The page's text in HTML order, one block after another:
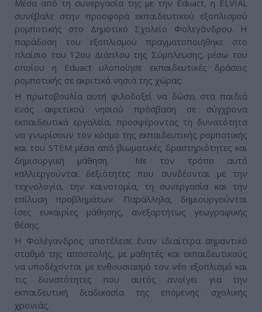
Μέσα από τη συνεργασία της με την Eduact, η ELVIAL
συνέβαλε στην προσφορά εκπαιδευτικού εξοπλισμού
ρομποτικής στο Δημοτικό Σχολείο Φολεγάνδρου. Η
παράδοση του εξοπλισμού πραγματοποιήθηκε στο
πλαίσιο του 12ου Διάπλου της Σύμπλευσης, μέσω του
οποίου η Eduact υλοποίησε εκπαιδευτικές δράσεις
ρομποτικής σε ακριτικά νησιά της χώρας.
Η πρωτοβουλία αυτή φιλοδοξεί να δώσει στα παιδιά
ενός ακριτικού νησιού πρόσβαση σε σύγχρονα
εκπαιδευτικά εργαλεία, προσφέροντας τη δυνατότητα
να γνωρίσουν τον κόσμο της εκπαιδευτικής ρομποτικής
και του STEM μέσα από βιωματικές δραστηριότητες και
δημιουργική μάθηση. Με τον τρόπο αυτό
καλλιεργούνται δεξιότητες που συνδέονται με την
τεχνολογία, την καινοτομία, τη συνεργασία και την
επίλυση προβλημάτων. Παράλληλα, δημιουργούνται
ίσες ευκαιρίες μάθησης, ανεξαρτήτως γεωγραφικής
θέσης.
Η Φολέγανδρος αποτέλεσε έναν ιδιαίτερα σημαντικό
σταθμό της αποστολής, με μαθητές και εκπαιδευτικούς
να υποδέχονται με ενθουσιασμό τον νέο εξοπλισμό και
τις δυνατότητες που αυτός ανοίγει για την
εκπαιδευτική διαδικασία της επόμενης σχολικής
χρονιάς.